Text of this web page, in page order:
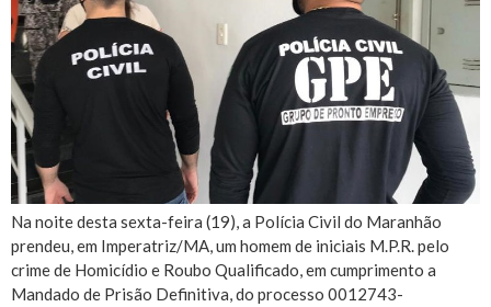
Na noite desta sexta-feira (19), a Polícia Civil do Maranhão
prendeu, em Imperatriz/MA, um homem de iniciais M.P.R. pelo
crime de Homicídio e Roubo Qualificado, em cumprimento a
Mandado de Prisão Definitiva, do processo 0012743-